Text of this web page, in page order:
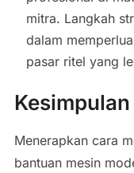
mitra. Langkah
dalam
pasar ritel yang
Kesimpulan
Menerapkan cara
bantuan mesin